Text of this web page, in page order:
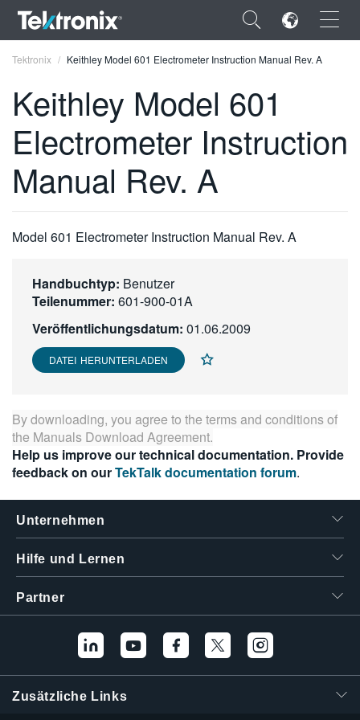
×
ENGLISH
FRANÇAIS
简体中文
한국어
繁體中文
Tektronix Keithley Model 601 Electrometer Instruction Manual Rev. A
Keithley Model 601
Electrometer Instruction
Manual Rev. A
Model 601 Electrometer Instruction Manual Rev. A
Handbuchtyp: Benutzer
Teilenummer: 601-900-01A
Veröffentlichungsdatum: 01.06.2009
DATEI HERUNTERLADEN
By downloading, you agree to the terms and conditions of
the Manuals Download Agreement.
Help us improve our technical documentation. Provide
feedback on ourTekTalk documentation forum.
Unternehmen
Hilfe und Lernen
Partner
Zusätzliche Links